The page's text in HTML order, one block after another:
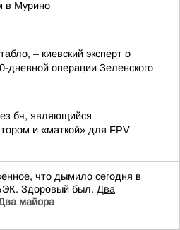
в Мурино
– киевский эксперт о
дневной операции Зеленского
бч, являющийся
и «маткой» для FPV
что дымило сегодня в
Здоровый был. Два
майора